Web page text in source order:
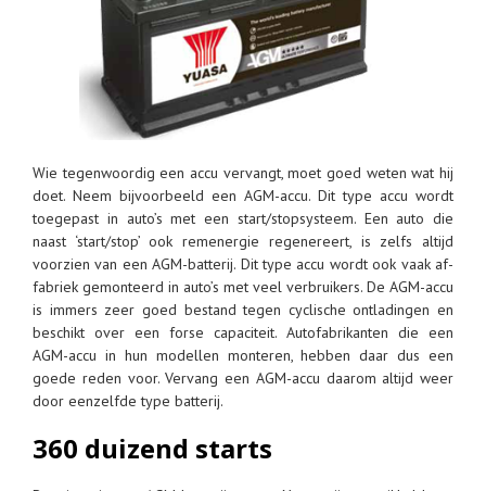
Wie tegenwoordig een accu vervangt, moet goed weten wat hij
doet. Neem bijvoorbeeld een AGM-accu. Dit type accu wordt
toegepast in auto’s met een start/stopsysteem. Een auto die
naast ‘start/stop’ ook remenergie regenereert, is zelfs altijd
voorzien van een AGM-batterij. Dit type accu wordt ook vaak af-
fabriek gemonteerd in auto’s met veel verbruikers. De AGM-accu
is immers zeer goed bestand tegen cyclische ontladingen en
beschikt over een forse capaciteit. Autofabrikanten die een
AGM-accu in hun modellen monteren, hebben daar dus een
goede reden voor. Vervang een AGM-accu daarom altijd weer
door eenzelfde type batterij.
360 duizend starts